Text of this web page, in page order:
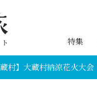
特集
蔵村】大蔵村納涼花火大会